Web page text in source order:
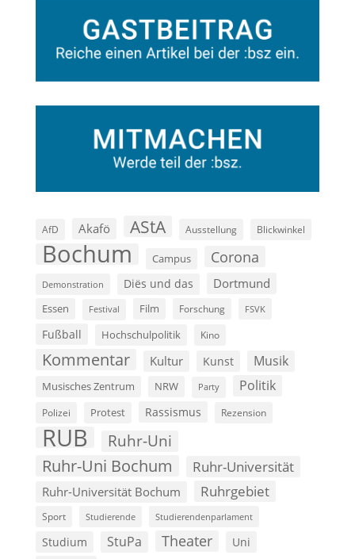
AfD Akafö AStA Ausstellung Blickwinkel
Bochum Campus Corona
Demonstration Diës und das Dortmund
Essen Festival Film Forschung FSVK
Fußball Hochschulpolitik Kino
Kommentar Kultur Kunst Musik
Musisches Zentrum NRW Party Politik
Polizei Protest Rassismus Rezension
RUB Ruhr-Uni
Ruhr-Uni Bochum Ruhr-Universität
Ruhr-Universität Bochum Ruhrgebiet
Sport Studierende Studierendenparlament
Studium StuPa Theater Uni